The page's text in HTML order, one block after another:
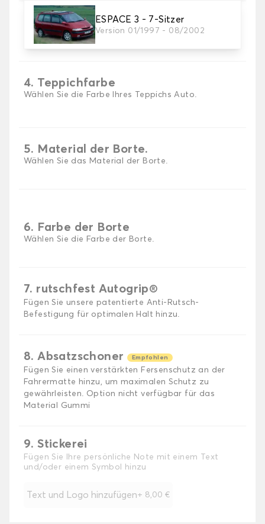
ESPACE 3 - 7-Sitzer
Version 01/1997 - 08/2002
3. Set-Auswahl
Wählen Sie die Anzahl der Automatten, die Sie
benötigen.
4. Teppichfarbe
Wählen Sie die Farbe Ihres Teppichs Auto.
5. Material der Borte.
Wählen Sie das Material der Borte.
6. Farbe der Borte
Wählen Sie die Farbe der Borte.
7. rutschfest Autogrip®
Fügen Sie unsere patentierte Anti-Rutsch-
Befestigung für optimalen Halt hinzu.
8. Absatzschoner Empfohlen
Fügen Sie einen verstärkten Fersenschutz an der
Fahrermatte hinzu, um maximalen Schutz zu
gewährleisten. Option nicht verfügbar für das
Material Gummi
9. Stickerei
Fügen Sie Ihre persönliche Note mit einem Text
und/oder einem Symbol hinzu
Text und Logo hinzufügen+ 8,00 €